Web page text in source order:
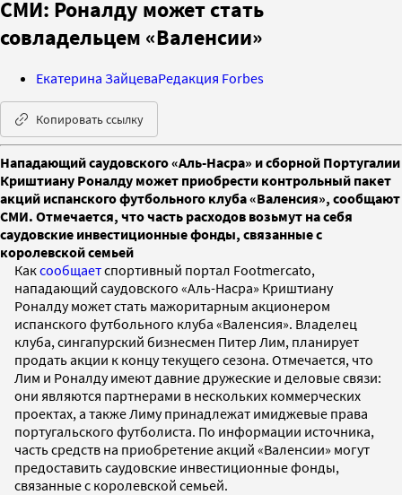
СМИ: Роналду может стать
совладельцем «Валенсии»
Екатерина ЗайцеваРедакция Forbes
Копировать ссылку
Нападающий саудовского «Аль-Насра» и сборной Португалии
Криштиану Роналду может приобрести контрольный пакет
акций испанского футбольного клуба «Валенсия», сообщают
СМИ. Отмечается, что часть расходов возьмут на себя
саудовские инвестиционные фонды, связанные с
королевской семьей
Каксообщаетспортивный портал Footmercato,
нападающий саудовского «Аль-Насра» Криштиану
Роналду может стать мажоритарным акционером
испанского футбольного клуба «Валенсия». Владелец
клуба, сингапурский бизнесмен Питер Лим, планирует
продать акции к концу текущего сезона. Отмечается, что
Лим и Роналду имеют давние дружеские и деловые связи:
они являются партнерами в нескольких коммерческих
проектах, а также Лиму принадлежат имиджевые права
португальского футболиста. По информации источника,
часть средств на приобретение акций «Валенсии» могут
предоставить саудовские инвестиционные фонды,
связанные с королевской семьей.